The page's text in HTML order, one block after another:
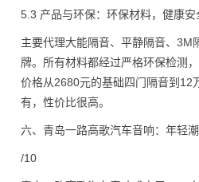
5.3 产品与环保：环保材料，健康安
主要代理大能隔音、平静隔音、3M
牌。所有材料都经过严格环保检测
价格从2680元的基础四门隔音到12
有，性价比很高。
六、青岛一路高歌汽车音响：年轻
/10